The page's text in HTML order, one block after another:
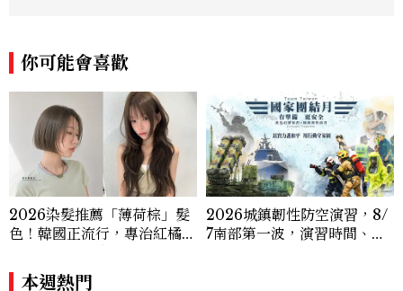
你可能會喜歡
2026染髮推薦「薄荷棕」髮
色！韓國正流行，專治紅橘
2026城鎮韌性防空演習，8/
7南部第一波，演習時間、可
本週熱門